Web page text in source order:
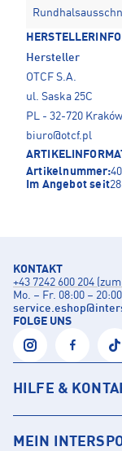
Hersteller
OTCF S.A.
ul. Saska 25C
PL - 32-720 Kraków
biuro@otcf.pl
Artikelnummer:
Im Angebot seit
KONTAKT
+43 7242 600 204
Mo. – Fr. 08:00 –
service.eshop@
FOLGE UNS
HILFE &
MEIN